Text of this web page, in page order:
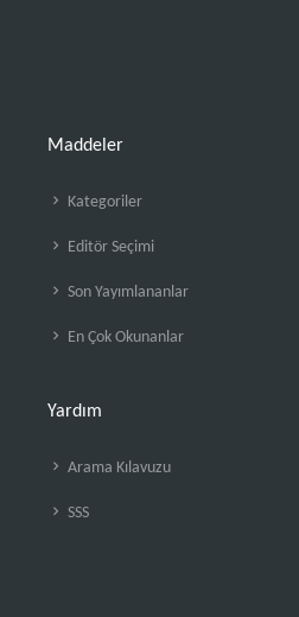
Maddeler
Kategoriler
Editör Seçimi
Son Yayımlananlar
En Çok Okunanlar
Yardım
Arama Kılavuzu
SSS